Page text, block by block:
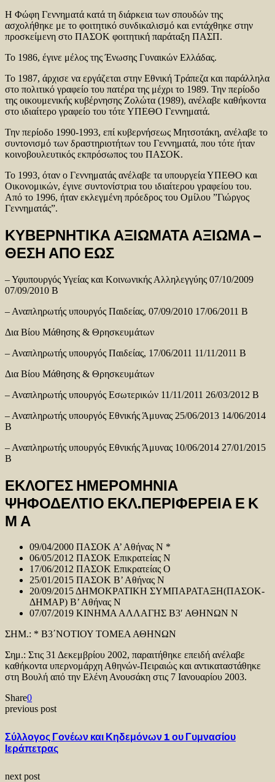
Η Φώφη Γεννηματά κατά τη διάρκεια των σπουδών της
ασχολήθηκε με το φοιτητικό συνδικαλισμό και εντάχθηκε στην
προσκείμενη στο ΠΑΣΟΚ φοιτητική παράταξη ΠΑΣΠ.
Το 1986, έγινε μέλος της Ένωσης Γυναικών Ελλάδας.
Το 1987, άρχισε να εργάζεται στην Εθνική Τράπεζα και παράλληλα
στο πολιτικό γραφείο του πατέρα της μέχρι το 1989. Την περίοδο
της οικουμενικής κυβέρνησης Ζολώτα (1989), ανέλαβε καθήκοντα
στο ιδιαίτερο γραφείο του τότε ΥΠΕΘΟ Γεννηματά.
Την περίοδο 1990-1993, επί κυβερνήσεως Μητσοτάκη, ανέλαβε το
συντονισμό των δραστηριοτήτων του Γεννηματά, που τότε ήταν
κοινοβουλευτικός εκπρόσωπος του ΠΑΣΟΚ.
Το 1993, όταν ο Γεννηματάς ανέλαβε τα υπουργεία ΥΠΕΘΟ και
Οικονομικών, έγινε συντονίστρια του ιδιαίτερου γραφείου του.
Από το 1996, ήταν εκλεγμένη πρόεδρος του Ομίλου ”Γιώργος
Γεννηματάς”.
ΚΥΒΕΡΝΗΤΙΚΑ ΑΞΙΩΜΑΤΑ ΑΞΙΩΜΑ –
ΘΕΣΗ ΑΠΟ ΕΩΣ
– Υφυπουργός Υγείας και Κοινωνικής Αλληλεγγύης 07/10/2009
07/09/2010 Β
– Αναπληρωτής υπουργός Παιδείας, 07/09/2010 17/06/2011 Β
Δια Βίου Μάθησης & Θρησκευμάτων
– Αναπληρωτής υπουργός Παιδείας, 17/06/2011 11/11/2011 Β
Δια Βίου Μάθησης & Θρησκευμάτων
– Αναπληρωτής υπουργός Εσωτερικών 11/11/2011 26/03/2012 Β
– Αναπληρωτής υπουργός Εθνικής Άμυνας 25/06/2013 14/06/2014
Β
– Αναπληρωτής υπουργός Εθνικής Άμυνας 10/06/2014 27/01/2015
Β
ΕΚΛΟΓΕΣ ΗΜΕΡΟΜΗΝΙΑ
ΨΗΦΟΔΕΛΤΙΟ ΕΚΛ.ΠΕΡΙΦΕΡΕΙΑ Ε Κ
Μ Α
09/04/2000 ΠΑΣΟΚ Α’ Αθήνας Ν *
06/05/2012 ΠΑΣΟΚ Επικρατείας Ν
17/06/2012 ΠΑΣΟΚ Επικρατείας Ο
25/01/2015 ΠΑΣΟΚ Β’ Αθήνας Ν
20/09/2015 ΔΗΜΟΚΡΑΤΙΚΗ ΣΥΜΠΑΡΑΤΑΞΗ(ΠΑΣΟΚ-
ΔΗΜΑΡ) Β’ Αθήνας Ν
07/07/2019 ΚΙΝΗΜΑ ΑΛΛΑΓΗΣ Β3′ ΑΘΗΝΩΝ Ν
ΣΗΜ.: * Β3΄ΝΟΤΙΟΥ ΤΟΜΕΑ ΑΘΗΝΩΝ
Σημ.: Στις 31 Δεκεμβρίου 2002, παραιτήθηκε επειδή ανέλαβε
καθήκοντα υπερνομάρχη Αθηνών-Πειραιώς και αντικαταστάθηκε
στη Βουλή από την Ελένη Ανουσάκη στις 7 Ιανουαρίου 2003.
Share0
previous post
Σύλλογος Γονέων και Κηδεμόνων 1 ου Γυμνασίου
Ιεράπετρας
next post